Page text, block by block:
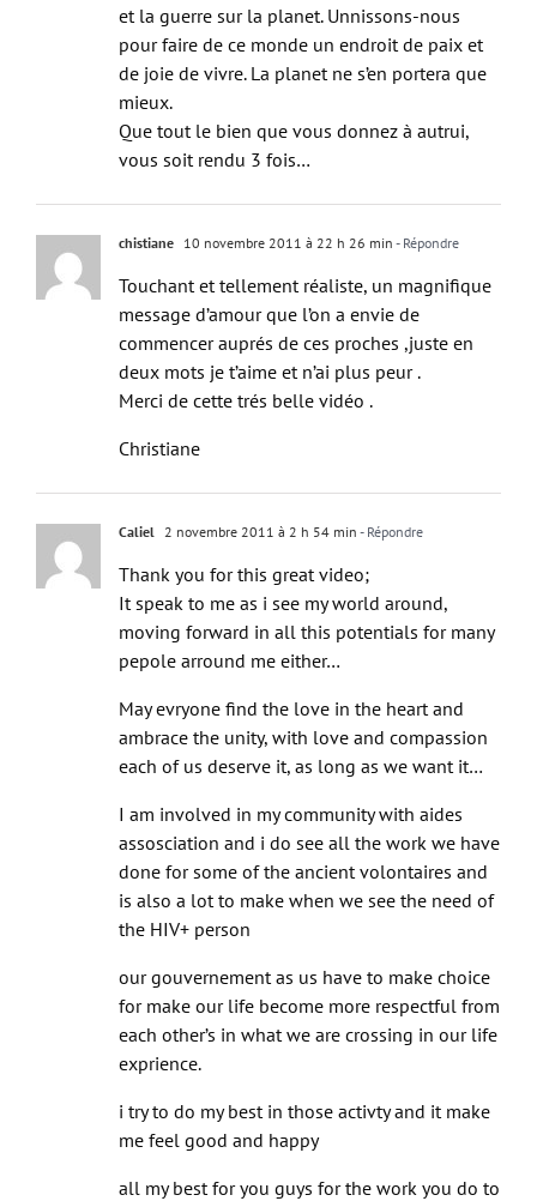
et la guerre sur la planet. Unnissons-nous
pour faire de ce monde un endroit de paix et
de joie de vivre. La planet ne s’en portera que
mieux.
Que tout le bien que vous donnez à autrui,
vous soit rendu 3 fois…
chistiane 10 novembre 2011 à 22 h 26 min - Répondre
Touchant et tellement réaliste, un magnifique
message d’amour que l’on a envie de
commencer auprés de ces proches ,juste en
deux mots je t’aime et n’ai plus peur .
Merci de cette trés belle vidéo .
Christiane
Caliel 2 novembre 2011 à 2 h 54 min - Répondre
Thank you for this great video;
It speak to me as i see my world around,
moving forward in all this potentials for many
pepole arround me either…
May evryone find the love in the heart and
ambrace the unity, with love and compassion
each of us deserve it, as long as we want it…
I am involved in my community with aides
assosciation and i do see all the work we have
done for some of the ancient volontaires and
is also a lot to make when we see the need of
the HIV+ person
our gouvernement as us have to make choice
for make our life become more respectful from
each other’s in what we are crossing in our life
exprience.
i try to do my best in those activty and it make
me feel good and happy
all my best for you guys for the work you do to